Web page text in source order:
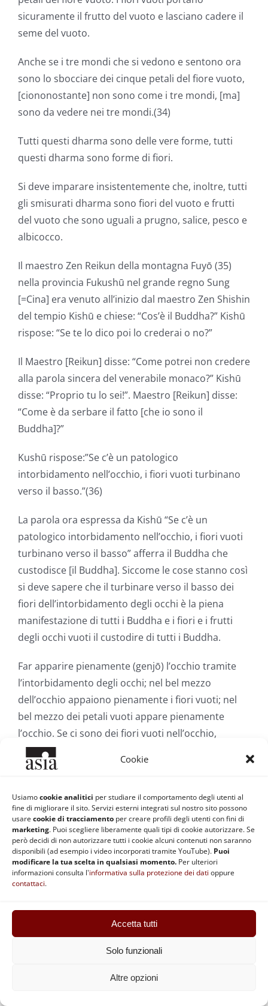
Cookie
Usiamocookie analitici per studiare il comportamento degli utenti al
fine di migliorare il sito. Servizi esterni integrati sul nostro sito possono
usare cookie di tracciamento per creare profili degli utenti con fini di
marketing. Puoi scegliere liberamente quali tipi di cookie autorizzare. Se
però decidi di non autorizzare tutti i cookie alcuni contenuti non saranno
disponibili (ad esempio i video incorporati tramite YouTube). Puoi
modificare la tua scelta in qualsiasi momento. Per ulteriori
informazioni consulta l'informativa sulla protezione dei dati oppure
contattaci.
Accetta tutti
Solo funzionali
Altre opzioni
sicuramente il frutto del vuoto e lasciano cadere il
seme del vuoto.
Anche se i tre mondi che si vedono e sentono ora
sono lo sbocciare dei cinque petali del fiore vuoto,
[ciononostante] non sono come i tre mondi, [ma]
sono da vedere nei tre mondi.(34)
Tutti questi dharma sono delle vere forme, tutti
questi dharma sono forme di fiori.
Si deve imparare insistentemente che, inoltre, tutti
gli smisurati dharma sono fiori del vuoto e frutti
del vuoto che sono uguali a prugno, salice, pesco e
albicocco.
Il maestro Zen Reikun della montagna Fuyō (35)
nella provincia Fukushū nel grande regno Sung
[=Cina] era venuto all’inizio dal maestro Zen Shishin
del tempio Kishū e chiese: “Cos’è il Buddha?” Kishū
rispose: “Se te lo dico poi lo crederai o no?”
Il Maestro [Reikun] disse: “Come potrei non credere
alla parola sincera del venerabile monaco?” Kishū
disse: “Proprio tu lo sei!”. Maestro [Reikun] disse:
“Come è da serbare il fatto [che io sono il
Buddha]?”
Kushū rispose:”Se c’è un patologico
intorbidamento nell’occhio, i fiori vuoti turbinano
verso il basso.”(36)
La parola ora espressa da Kishū “Se c’è un
patologico intorbidamento nell’occhio, i fiori vuoti
turbinano verso il basso” afferra il Buddha che
custodisce [il Buddha]. Siccome le cose stanno così
si deve sapere che il turbinare verso il basso dei
fiori dell’intorbidamento degli occhi è la piena
manifestazione di tutti i Buddha e i fiori e i frutti
degli occhi vuoti il custodire di tutti i Buddha.
Far apparire pienamente (genjō) l’occhio tramite
l’intorbidamento degli occhi; nel bel mezzo
dell’occhio appaiono pienamente i fiori vuoti; nel
bel mezzo dei petali vuoti appare pienamente
l’occhio. Se ci sono dei fiori vuoti nell’occhio,
turbina verso il basso un intorbidamento degli
occhi.
Se c’è un occhio nel vuoto, molti intorbidamenti
degli occhi devono turbinare verso il basso.
Questo vuol dire: l’intorbidamento degli occhi è la
manifestazione di tutti gli eventi, agiti ed agenti
(zenkigen) (37), l’occhio è la manifestazione di tutti
tutti gli eventi, agiti ed agenti. Ciò che turbina verso
il basso sono mille occhi e l’intero corpo in quanto
[Questi] fiori oculari si chiamano vuoti fiori del cielo